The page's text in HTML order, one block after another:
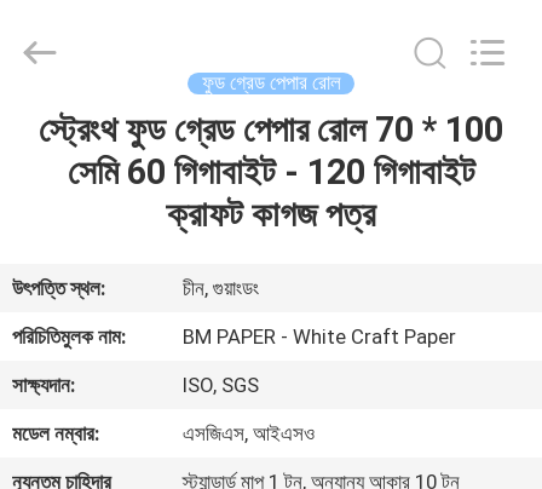
বাড়ি
আমাদের
সম্বন্ধে
কারখানা
পরিদর্শন
CO.,LTD.
ফুড গ্রেড পেপার রোল
স্ট্রেংথ ফুড গ্রেড পেপার রোল 70 * 100
সেমি 60 গিগাবাইট - 120 গিগাবাইট
ক্রাফট কাগজ পত্র
উৎপত্তি স্থল:
চীন, গুয়াংডং
পরিচিতিমুলক নাম:
BM PAPER - White Craft Paper
সাক্ষ্যদান:
ISO, SGS
মডেল নম্বার:
এসজিএস, আইএসও
ন্যূনতম চাহিদার
স্ট্যান্ডার্ড মাপ 1 টন, অন্যান্য আকার 10 টন